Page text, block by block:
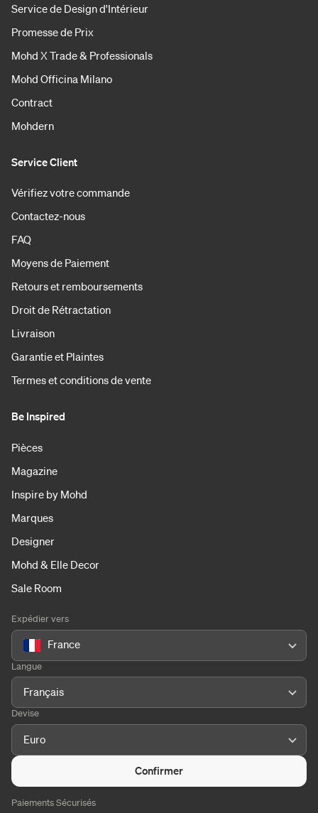
Service de Design d'Intérieur
Promesse de Prix
Mohd X Trade & Professionals
Mohd Officina Milano
Contract
Mohdern
Service Client
Vérifiez votre commande
Contactez-nous
FAQ
Moyens de Paiement
Retours et remboursements
Droit de Rétractation
Livraison
Garantie et Plaintes
Termes et conditions de vente
Be Inspired
Pièces
Magazine
Inspire by Mohd
Marques
Designer
Mohd & Elle Decor
Sale Room
Expédier vers
France
Langue
Français
Devise
Euro
Confirmer
Paiements Sécurisés